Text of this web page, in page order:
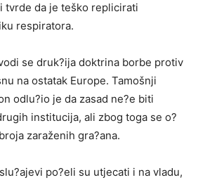
tvrde da je teško replicirati
respiratora.
se druk?ija doktrina borbe protiv
na ostatak Europe. Tamošnji
odlu?io je da zasad ne?e biti
institucija, ali zbog toga se o?
zaraženih gra?ana.
po?eli su utjecati i na vladu,